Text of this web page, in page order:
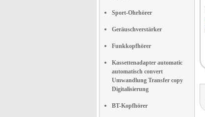
Sport-Ohrhörer
Geräuschverstärker
Funkkopfhörer
Kassettenadapter automatic
automatisch convert
Umwandlung Transfer copy
Digitalisierung
BT-Kopfhörer